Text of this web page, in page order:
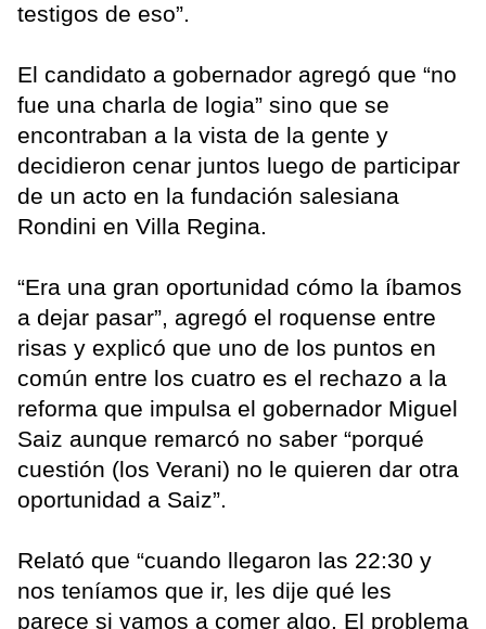
testigos de eso”.
El candidato a gobernador agregó que “no
fue una charla de logia” sino que se
encontraban a la vista de la gente y
decidieron cenar juntos luego de participar
de un acto en la fundación salesiana
Rondini en Villa Regina.
“Era una gran oportunidad cómo la íbamos
a dejar pasar”, agregó el roquense entre
risas y explicó que uno de los puntos en
común entre los cuatro es el rechazo a la
reforma que impulsa el gobernador Miguel
Saiz aunque remarcó no saber “porqué
cuestión (los Verani) no le quieren dar otra
oportunidad a Saiz”.
Relató que “cuando llegaron las 22:30 y
nos teníamos que ir, les dije qué les
parece si vamos a comer algo. El problema